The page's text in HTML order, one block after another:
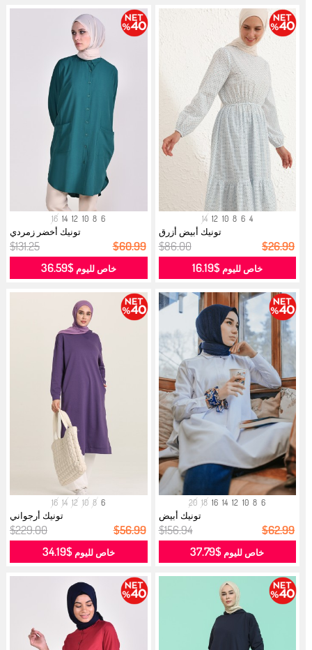
4
6
8
10
12
14
تونيك أبيض أزرق
$86.00 $26.99
خاص لليوم$16.19
6
8
10
12
14
16
تونيك أخضر زمردي
$131.25 $60.99
خاص لليوم$36.59
6
8
10
12
14
16
18
20
تونيك أبيض
$156.94 $62.99
خاص لليوم $37.79
6
8
10
12
14
16
تونيك أرجواني
$229.00 $56.99
خاص لليوم$34.19